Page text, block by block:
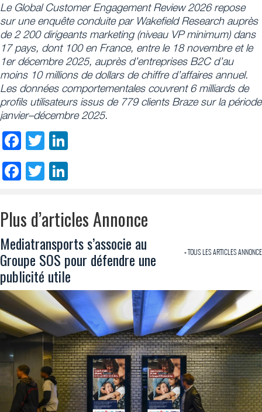
Le Global Customer Engagement Review 2026 repose
sur une enquête conduite par Wakefield Research auprès
de 2 200 dirigeants marketing (niveau VP minimum) dans
17 pays, dont 100 en France, entre le 18 novembre et le
1er décembre 2025, auprès d’entreprises B2C d’au
moins 10 millions de dollars de chiffre d’affaires annuel.
Les données comportementales couvrent 6 milliards de
profils utilisateurs issus de 779 clients Braze sur la période
janvier–décembre 2025.
Facebook
Twitter
Facebook
Twitter
Plus d’articles Annonce
+ TOUS LES ARTICLES ANNONCE
Mediatransports s’associe au
Groupe SOS pour défendre une
publicité utile